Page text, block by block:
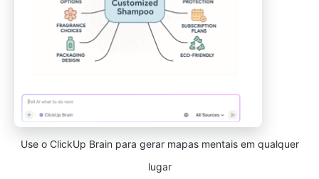
Use o ClickUp Brain para gerar mapas mentais em qualquer
lugar